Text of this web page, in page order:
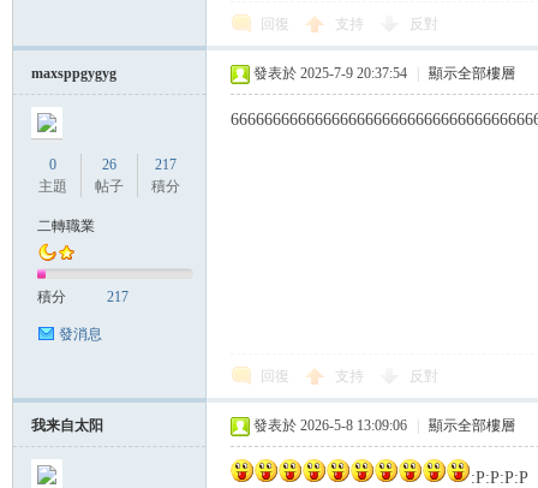
回復 支持 反對
maxsppgygyg
0
主題
26
帖子
217
積分
二轉職業
積分 217
發消息
發表於 2025-7-9 20:37:54 顯示全部樓層
回復 支持 反對
我来自太阳 發表於 2026-5-8 13:09:06 顯示全部樓層
:P:P:P:P